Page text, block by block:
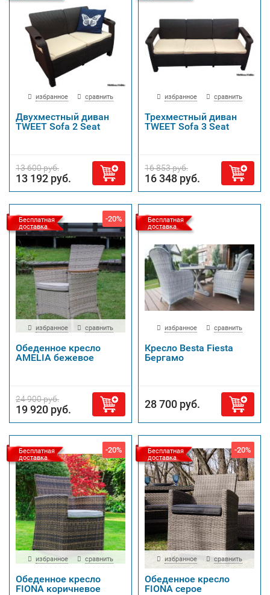
избранное сравнить
Двухместный диван
TWEET Sofa 2 Seat
13 600 руб.
13 192 руб.
избранное сравнить
Трехместный диван
TWEET Sofa 3 Seat
16 853 руб.
16 348 руб.
Бесплатная
доставка
-20%
избранное сравнить
Обеденное кресло
AMELIA бежевое
24 900 руб.
19 920 руб.
Бесплатная
доставка
избранное сравнить
Кресло Besta Fiesta
Бергамо
28 700 руб.
Бесплатная
доставка
-20%
избранное сравнить
Обеденное кресло
FIONA коричневое
Бесплатная
доставка
-20%
избранное сравнить
Обеденное кресло
FIONA серое